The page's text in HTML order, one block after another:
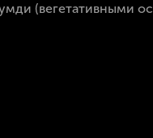
(вегетативными